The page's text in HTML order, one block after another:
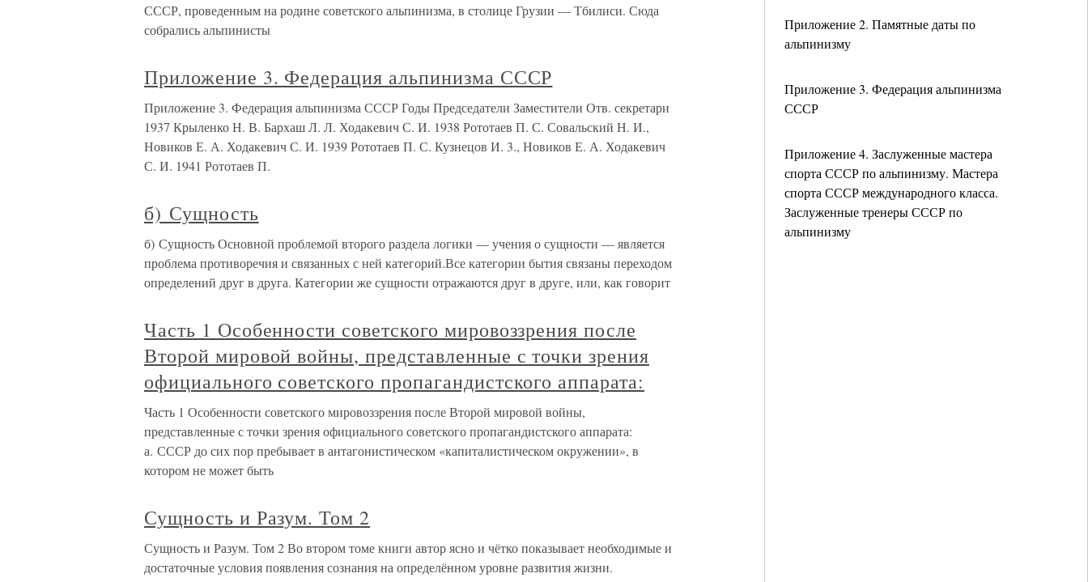
Приложение 2. Памятные даты по
альпинизму
Приложение 3. Федерация альпинизма
СССР
Приложение 4. Заслуженные мастера
спорта СССР по альпинизму. Мастера
спорта СССР международного класса.
Заслуженные тренеры СССР по
альпинизму
СССР, проведенным на родине советского альпинизма, в столице Грузии — Тбилиси. Сюда
собрались альпинисты
Приложение 3. Федерация альпинизма СССР
Приложение 3. Федерация альпинизма СССР Годы Председатели Заместители Отв. секретари
1937 Крыленко Н. В. Бархаш Л. Л. Ходакевич С. И. 1938 Рототаев П. С. Совальский Н. И.,
Новиков Е. А. Ходакевич С. И. 1939 Рототаев П. С. Кузнецов И. 3., Новиков Е. А. Ходакевич
С. И. 1941 Рототаев П.
б) Сущность
б) Сущность Основной проблемой второго раздела логики — учения о сущности — является
проблема противоречия и связанных с ней категорий.Все категории бытия связаны переходом
определений друг в друга. Категории же сущности отражаются друг в друге, или, как говорит
Часть 1 Особенности советского мировоззрения после
Второй мировой войны, представленные с точки зрения
официального советского пропагандистского аппарата:
Часть 1 Особенности советского мировоззрения после Второй мировой войны,
представленные с точки зрения официального советского пропагандистского аппарата:
а. СССР до сих пор пребывает в антагонистическом «капиталистическом окружении», в
котором не может быть
Сущность и Разум. Том 2
Сущность и Разум. Том 2 Во втором томе книги автор ясно и чётко показывает необходимые и
достаточные условия появления сознания на определённом уровне развития жизни.